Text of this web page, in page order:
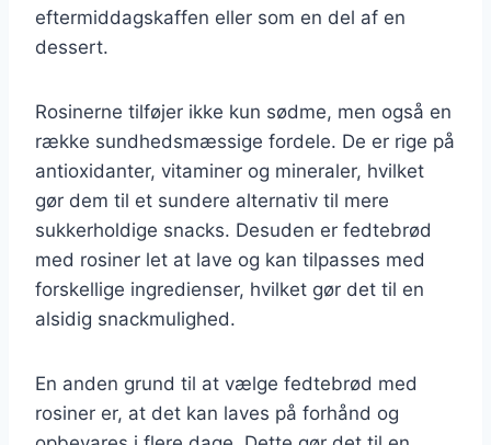
eftermiddagskaffen eller som en del af en
dessert.
Rosinerne tilføjer ikke kun sødme, men også en
række sundhedsmæssige fordele. De er rige på
antioxidanter, vitaminer og mineraler, hvilket
gør dem til et sundere alternativ til mere
sukkerholdige snacks. Desuden er fedtebrød
med rosiner let at lave og kan tilpasses med
forskellige ingredienser, hvilket gør det til en
alsidig snackmulighed.
En anden grund til at vælge fedtebrød med
rosiner er, at det kan laves på forhånd og